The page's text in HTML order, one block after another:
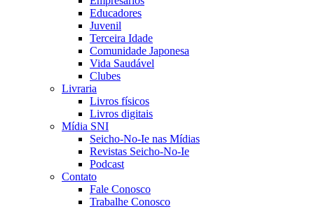
Educadores
Juvenil
Terceira Idade
Comunidade Japonesa
Vida Saudável
Clubes
Livraria
Livros físicos
Livros digitais
Mídia SNI
Seicho-No-Ie nas Mídias
Revistas Seicho-No-Ie
Podcast
Contato
Fale Conosco
Trabalhe Conosco